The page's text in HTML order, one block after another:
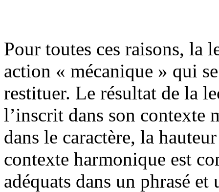
Pour toutes ces raisons, la
action « mécanique » qui
restituer. Le résultat de la
l’inscrit dans son contexte
dans le caractère, la
contexte harmonique est
adéquats dans un phrasé et